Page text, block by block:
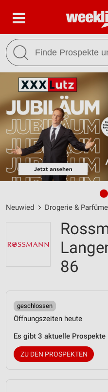
Neuwied Drogerie &
86
geschlossen
Öffnungszeiten heute
Es gibt 3 aktuelle Prospekte
ZU DEN PROSPEKTEN